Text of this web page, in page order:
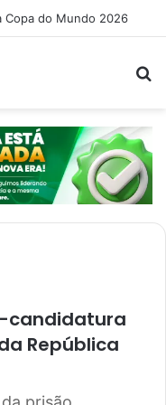
O que é a Ebinex e por que traders brasileiros estão migrando para ela em 2026
candidatura
República